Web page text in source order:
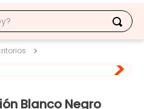
Blanco Negro
TÉRMINOS MÁS BUSCADOS